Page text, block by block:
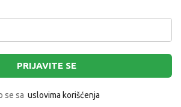
PRIJAVITE SE
se sa uslovima korišćenja